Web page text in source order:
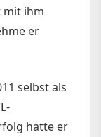
mit ihm
er
selbst als
hatte er